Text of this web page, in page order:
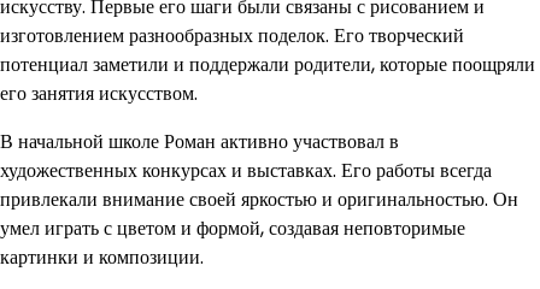
искусству. Первые его шаги были связаны с рисованием и
изготовлением разнообразных поделок. Его творческий
потенциал заметили и поддержали родители, которые поощряли
его занятия искусством.
В начальной школе Роман активно участвовал в
художественных конкурсах и выставках. Его работы всегда
привлекали внимание своей яркостью и оригинальностью. Он
умел играть с цветом и формой, создавая неповторимые
картинки и композиции.